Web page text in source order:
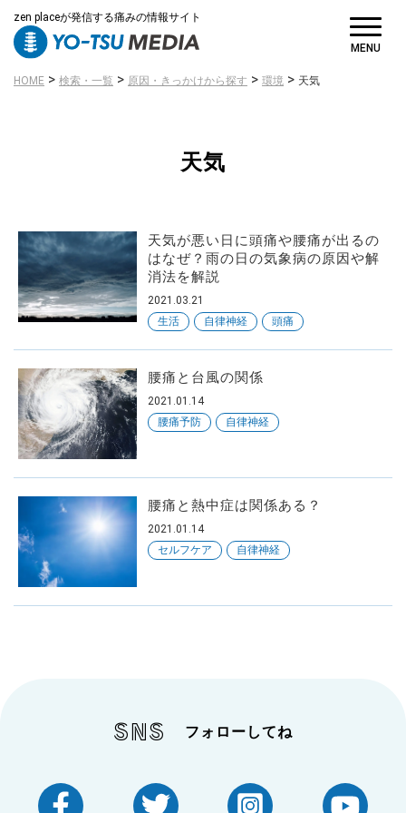
zen placeが発信する痛みの情報サイト
MENU
病名・症状
から探す
原因・きっかけ
から探す
HOME > 検索・一覧 > 原因・きっかけから探す > 環境 > 天気
天気
天気が悪い日に頭痛や腰痛が出るの
はなぜ？雨の日の気象病の原因や解
消法を解説
2021.03.21
生活
自律神経 頭痛
腰痛と台風の関係
2021.01.14
腰痛予防
自律神経
腰痛と熱中症は関係ある？
2021.01.14
セルフケア
自律神経
SNS フォローしてね